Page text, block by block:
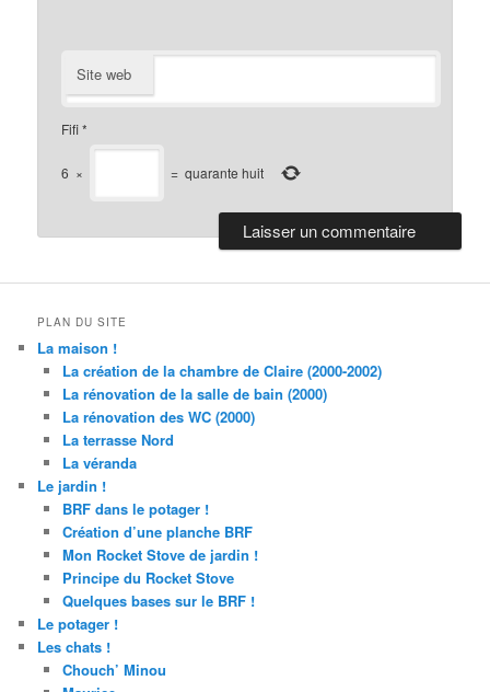
Site web
Fifi*
6 × = quarante huit
PLAN DU SITE
La maison !
La création de la chambre de Claire (2000-2002)
La rénovation de la salle de bain (2000)
La rénovation des WC (2000)
La terrasse Nord
La véranda
Le jardin !
BRF dans le potager !
Création d’une planche BRF
Mon Rocket Stove de jardin !
Principe du Rocket Stove
Quelques bases sur le BRF !
Le potager !
Les chats !
Chouch’ Minou